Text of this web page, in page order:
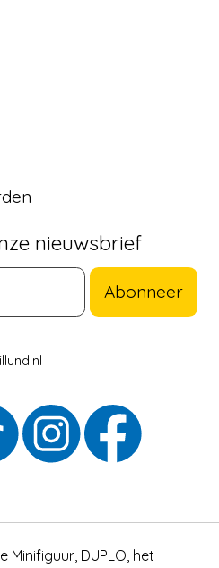
nieuwsbrief
Abonneer
Minifiguur, DUPLO, het